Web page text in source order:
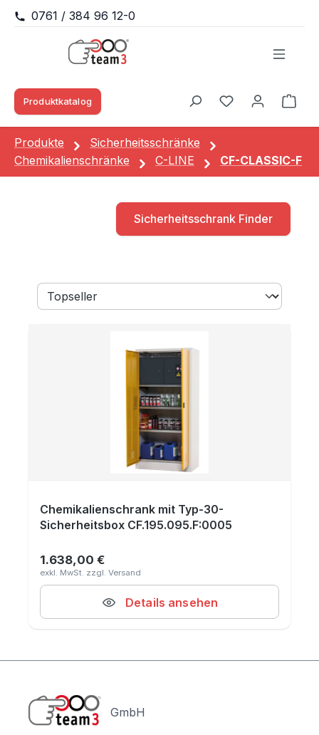
Zum Hauptinhalt springen
0761 / 384 96 12-0
Produktkatalog
Du hast 0
Produkte
Sicherheitsschränke
Chemikalienschränke
C-LINE CF-CLASSIC-F
Sicherheitsschrank Finder
Chemikalienschrank mit Typ-30-
Sicherheitsbox CF.195.095.F:0005
Regulärer Preis:
1.638,00 €
Details ansehen
GmbH